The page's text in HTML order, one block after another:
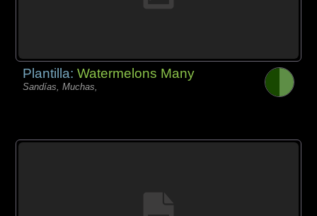
Plantilla:Watermelons Many
Sandías, Muchas,